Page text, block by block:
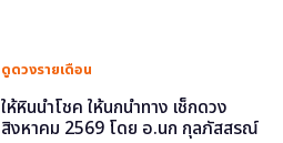
ดูดวงรายเดือน
ให้หินนำโชค ให้นกนำทาง เช็กดวง
สิงหาคม 2569 โดย อ.นก กุลภัสสรณ์